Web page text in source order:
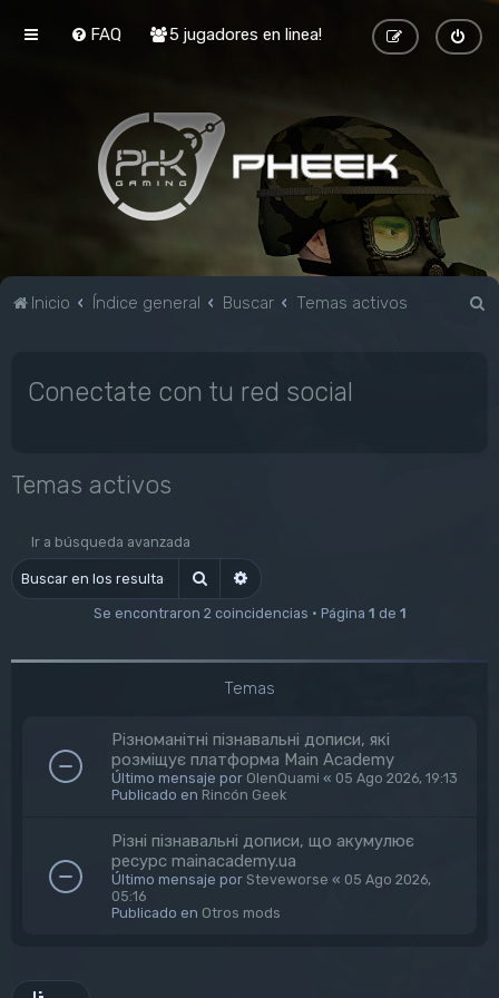
FAQ 5 jugadores en linea!
Inicio Índice general Buscar Temas activos
Conectate con tu red social
Temas activos
Ir a búsqueda avanzada
Buscar Búsqueda avanzada
Se encontraron 2 coincidencias • Página 1 de 1
Temas
Різноманітні пізнавальні дописи, які
розміщує платформа Main Academy
Último mensaje por OlenQuami « 05 Ago 2026, 19:13
Publicado en Rincón Geek
Різні пізнавальні дописи, що акумулює
ресурс mainacademy.ua
Último mensaje por Steveworse « 05 Ago 2026,
05:16
Publicado en Otros mods